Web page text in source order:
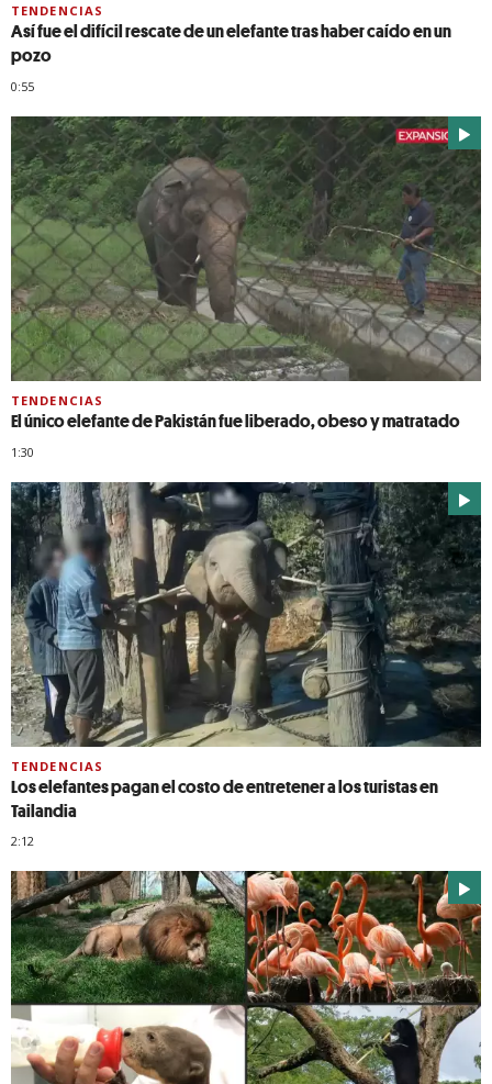
TENDENCIAS
Así fue el difícil rescate de un elefante tras haber caído en un
pozo
0:55
TENDENCIAS
El único elefante de Pakistán fue liberado, obeso y matratado
1:30
TENDENCIAS
Los elefantes pagan el costo de entretener a los turistas en
Tailandia
2:12